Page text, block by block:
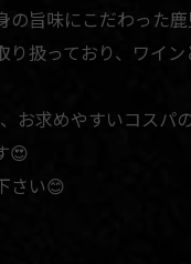
の旨味にこだわった
り扱っており、ワイ
お求めやすいコスパ
😍
さい😊